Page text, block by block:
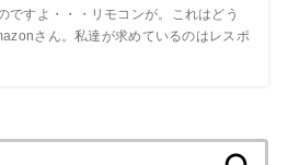
ですよ・・・リモコンが。これはどう
さん。私達が求めているのはレスポ